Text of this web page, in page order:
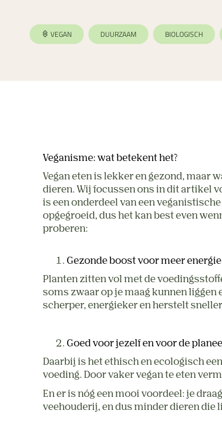
VEGAN DUURZAAM BIOLOGISCH
Veganisme: wat betekent het?
Vegan eten is lekker en gezond, maar
dieren. Wij focussen ons in dit artikel
is een onderdeel van een
opgegroeid, dus het kan best even
proberen:
Gezonde boost voor meer energie
Planten zitten vol met de
soms zwaar op je maag kunnen
scherper, energieker en herstelt
Goed voor jezelf en voor de
Daarbij is het ethisch en ecologisch
voeding. Door vaker vegan te eten
En er is nóg een mooi voordeel: je
veehouderij, en dus minder dieren die